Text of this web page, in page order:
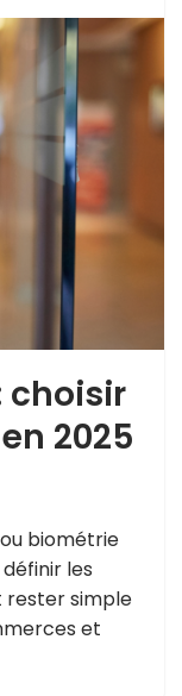
choisir
2025
biométrie
les
rester simple
et